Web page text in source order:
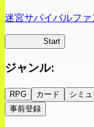
迷宮サバイバルファ
Start
ジャンル:
RPG カード シミ
事前登録